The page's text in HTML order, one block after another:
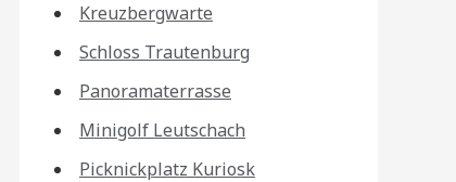
Kreuzbergwarte
Schloss Trautenburg
Panoramaterrasse
Minigolf Leutschach
Picknickplatz Kuriosk